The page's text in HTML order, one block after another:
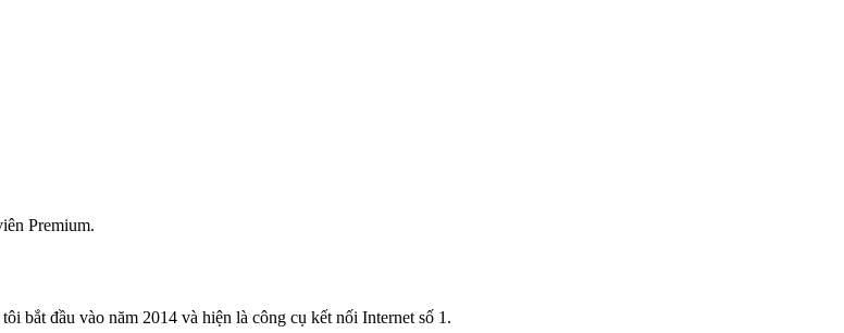
Premium.
bắt đầu vào năm 2014 và hiện là công cụ kết nối Internet số 1.